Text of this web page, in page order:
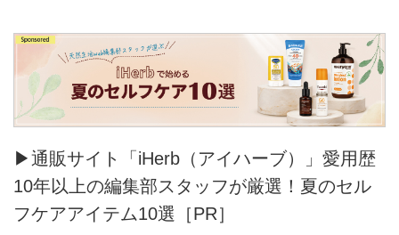
▶通販サイト「iHerb（アイハーブ）」愛用歴
10年以上の編集部スタッフが厳選！夏のセル
フケアアイテム10選［PR］